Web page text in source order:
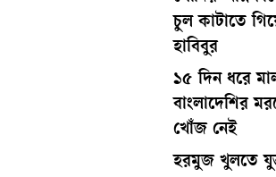
চুল কাটাতে
হাবিবুর
১৫ দিন ধরে
বাংলাদেশির
খোঁজ নেই
হরমুজ খুলতে